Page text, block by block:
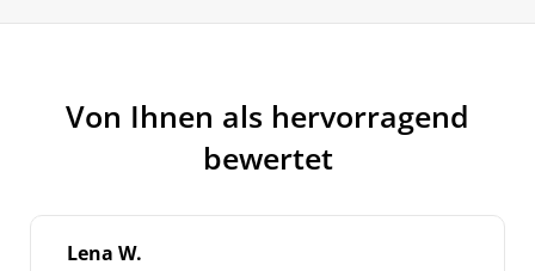
Von Ihnen als hervorragend
bewertet
Lena W.